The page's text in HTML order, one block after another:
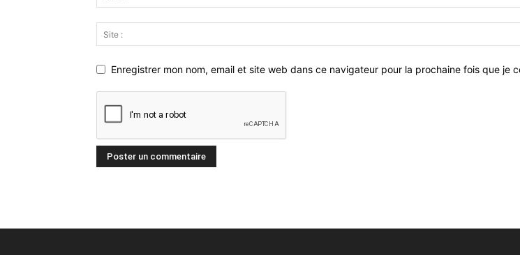
Enregistrer mon nom, email et site web dans ce navigateur pour la prochaine fois que je